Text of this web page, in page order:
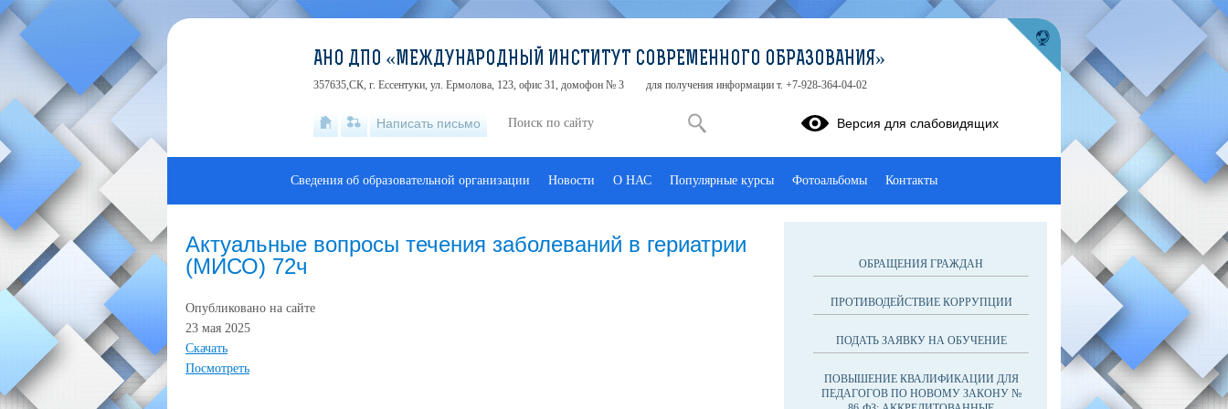
Актуальные вопросы течения заболеваний в гериатрии
(МИСО) 72ч
Опубликовано на сайте
23 мая 2025
Скачать
Посмотреть
ОБРАЩЕНИЯ ГРАЖДАН
ПРОТИВОДЕЙСТВИЕ КОРРУПЦИИ
ПОДАТЬ ЗАЯВКУ НА ОБУЧЕНИЕ
ПОВЫШЕНИЕ КВАЛИФИКАЦИИ ДЛЯ
ПЕДАГОГОВ ПО НОВОМУ ЗАКОНУ №
АНО ДПО «МЕЖДУНАРОДНЫЙ ИНСТИТУТ СОВРЕМЕННОГО ОБРАЗОВАНИЯ»
357635,СК, г. Ессентуки, ул. Ермолова, 123, офис 31, домофон № 3 для получения информации т. +7-928-364-04-02
Написать письмо Версия для слабовидящих
Сведения об образовательной организации Новости О НАС Популярные курсы Фотоальбомы Контакты